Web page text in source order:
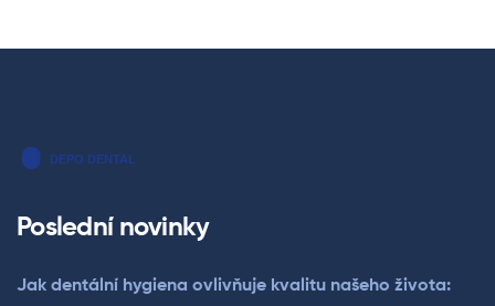
Poslední novinky
Jak dentální hygiena ovlivňuje kvalitu našeho života: